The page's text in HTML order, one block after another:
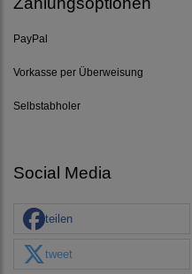
PayPal
Vorkasse per Überweisung
Selbstabholer
Social Media
teilen
tweet